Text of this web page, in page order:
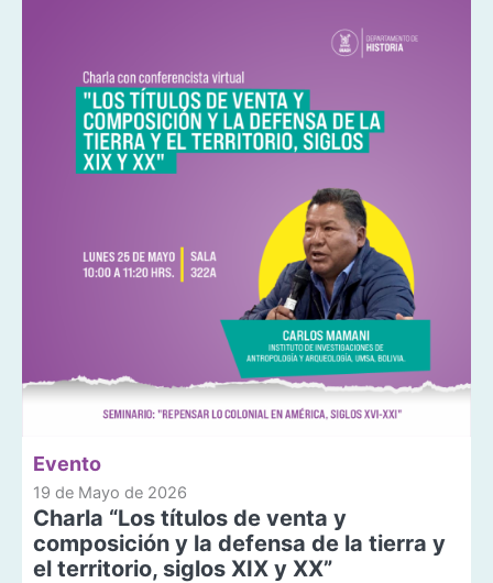
Evento
19 de Mayo de 2026
Charla “Los títulos de venta y
composición y la defensa de la tierra y
el territorio, siglos XIX y XX”